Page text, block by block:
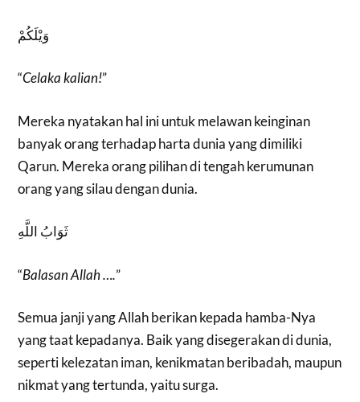
وَيْلَكُمْ
“Celaka kalian!”
Mereka nyatakan hal ini untuk melawan keinginan
banyak orang terhadap harta dunia yang dimiliki
Qarun. Mereka orang pilihan di tengah kerumunan
orang yang silau dengan dunia.
ثَوَابُ اللَّهِ
“Balasan Allah ….”
Semua janji yang Allah berikan kepada hamba-Nya
yang taat kepadanya. Baik yang disegerakan di dunia,
seperti kelezatan iman, kenikmatan beribadah, maupun
nikmat yang tertunda, yaitu surga.